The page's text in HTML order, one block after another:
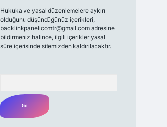
Hukuka ve yasal düzenlemelere aykırı
olduğunu düşündüğünüz içerikleri,
backlinkpanelicomtr@gmail.comadresine
bildirmeniz halinde, ilgili içerikler yasal
süre içerisinde sitemizden kaldırılacaktır.